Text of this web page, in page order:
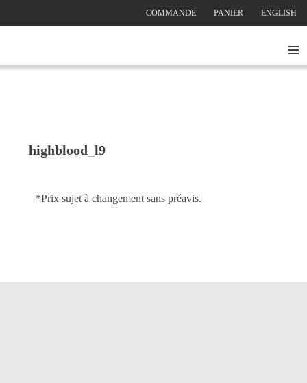
COMMANDE PANIER ENGLISH
≡
highblood_l9
*Prix sujet à changement sans préavis.